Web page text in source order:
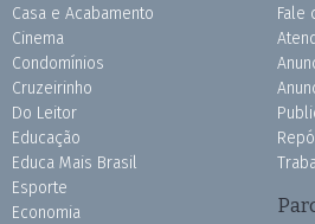
Casa e Acabamento
Cinema
Condomínios
Cruzeirinho
Do Leitor
Educação
Educa Mais Brasil
Esporte
Economia
Fale